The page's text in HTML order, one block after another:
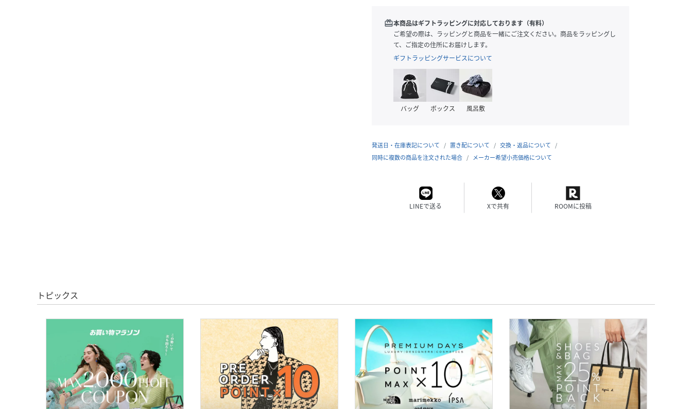
redeem本商品はギフトラッピングに対応しております（有料）
ご希望の際は、ラッピングと商品を一緒にご注文ください。商品をラッピングし
て、ご指定の住所にお届けします。
ギフトラッピングサービスについて
バッグ ボックス 風呂敷
発送日・在庫表記について 置き配について
交換・返品について
同時に複数の商品を注文された場合
メーカー希望小売価格について
LINEで送る Xで共有 ROOMに投稿
トピックス